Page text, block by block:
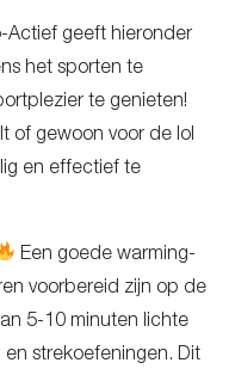
Actief geeft hieronder
het sporten te
te genieten!
of gewoon voor de lol
en effectief te
Een goede warming-
voorbereid zijn op de
5-10 minuten lichte
strekoefeningen. Dit